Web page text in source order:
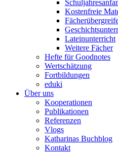
Kostenfreie
Lateinunterricht
Weitere Fächer
Hefte für Goodnotes
Wertschätzung
Fortbildungen
eduki
Über uns
Kooperationen
Publikationen
Referenzen
Vlogs
Katharinas Buchblog
Kontakt